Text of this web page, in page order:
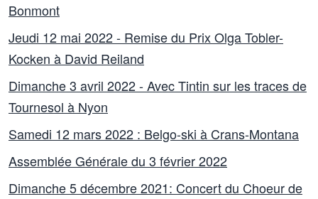
Bonmont
Jeudi 12 mai 2022 - Remise du Prix Olga Tobler-
Kocken à David Reiland
Dimanche 3 avril 2022 - Avec Tintin sur les traces de
Tournesol à Nyon
Samedi 12 mars 2022 : Belgo-ski à Crans-Montana
Assemblée Générale du 3 février 2022
Dimanche 5 décembre 2021: Concert du Choeur de